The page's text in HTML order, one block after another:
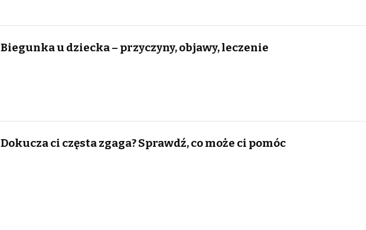
Biegunka u dziecka – przyczyny, objawy, leczenie
Dokucza ci częsta zgaga? Sprawdź, co może ci pomóc